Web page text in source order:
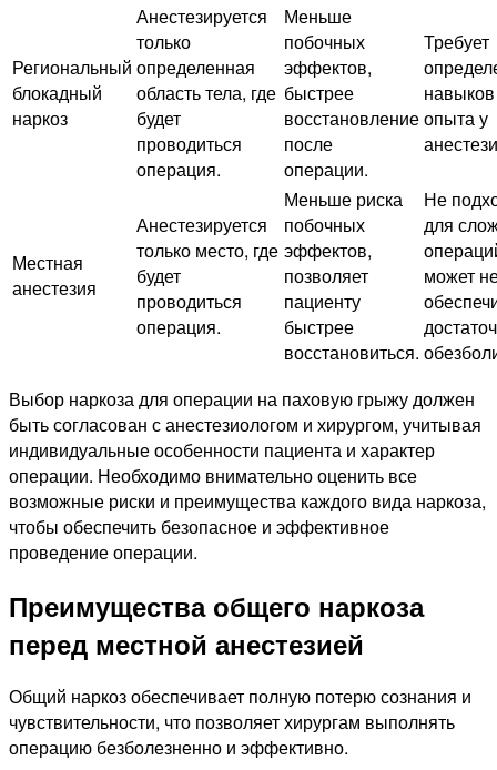
Региональный
блокадный
наркоз
Анестезируется
только
определенная
область тела, где
будет
проводиться
операция.
Меньше
побочных
эффектов,
быстрее
восстановление
после
операции.
Требует
опыта у
Местная
анестезия
Анестезируется
только место, где
будет
проводиться
операция.
Меньше риска
побочных
эффектов,
позволяет
пациенту
быстрее
восстановиться.
Не
для
может
Выбор наркоза для операции на паховую грыжу должен
быть согласован с анестезиологом и хирургом, учитывая
индивидуальные особенности пациента и характер
операции. Необходимо внимательно оценить все
возможные риски и преимущества каждого вида наркоза,
чтобы обеспечить безопасное и эффективное
проведение операции.
Преимущества общего наркоза
перед местной анестезией
Общий наркоз обеспечивает полную потерю сознания и
чувствительности, что позволяет хирургам выполнять
операцию безболезненно и эффективно.